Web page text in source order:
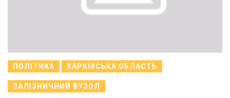
ПОЛІТИКА ХАРКІВСЬКА ОБЛАСТЬ
ЗАЛІЗНИЧНИЙ ВУЗОЛ